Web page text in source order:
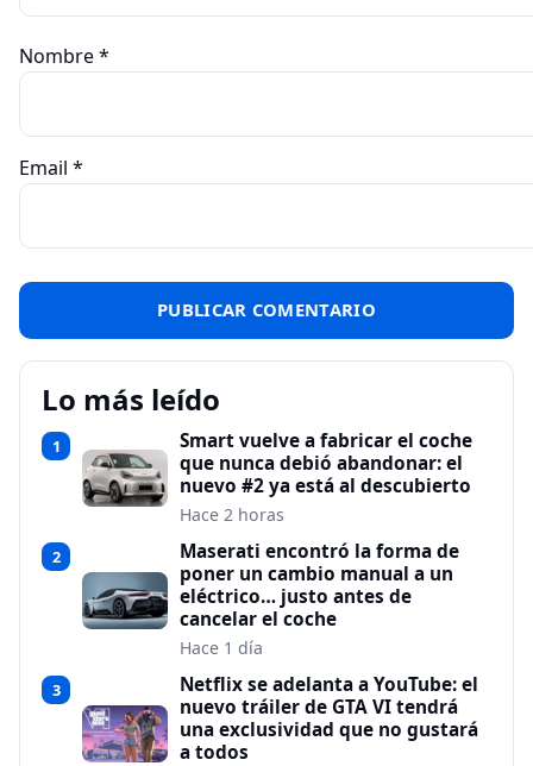
Nombre*
Email *
Lo más leído
1
Smart vuelve a fabricar el coche
que nunca debió abandonar: el
nuevo #2 ya está al descubierto
Hace 2 horas
2
Maserati encontró la forma de
poner un cambio manual a un
eléctrico… justo antes de
cancelar el coche
Hace 1 día
3
Netflix se adelanta a YouTube: el
nuevo tráiler de GTA VI tendrá
una exclusividad que no gustará
a todos